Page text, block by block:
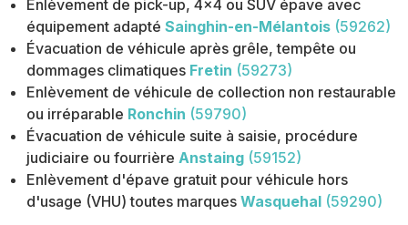
Enlèvement de pick-up, 4x4 ou SUV épave avec
équipement adapté Sainghin-en-Mélantois (59262)
Évacuation de véhicule après grêle, tempête ou
dommages climatiques Fretin (59273)
Enlèvement de véhicule de collection non restaurable
ou irréparable Ronchin (59790)
Évacuation de véhicule suite à saisie, procédure
judiciaire ou fourrière Anstaing (59152)
Enlèvement d'épave gratuit pour véhicule hors
d'usage (VHU) toutes marques Wasquehal (59290)